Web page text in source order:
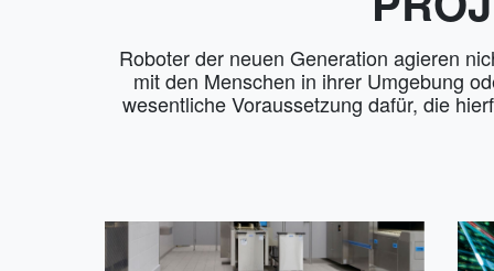
Roboter der neuen Generation agieren
mit den Menschen in ihrer Umgebung
wesentliche Voraussetzung dafür, die